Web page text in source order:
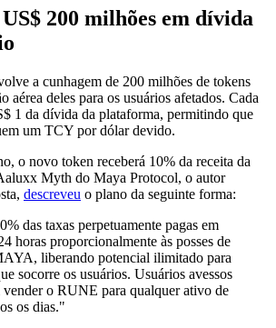
200 milhões em dívida
a cunhagem de 200 milhões de tokens
deles para os usuários afetados. Cada
1 da dívida da plataforma, permitindo que
um TCY por dólar devido.
o novo token receberá 10% da receita da
Myth do Maya Protocol, o autor
descreveu o plano da seguinte forma:
das taxas perpetuamente pagas em
horas proporcionalmente às posses de
liberando potencial ilimitado para
socorre os usuários. Usuários avessos
vender o RUNE para qualquer ativo de
os dias."